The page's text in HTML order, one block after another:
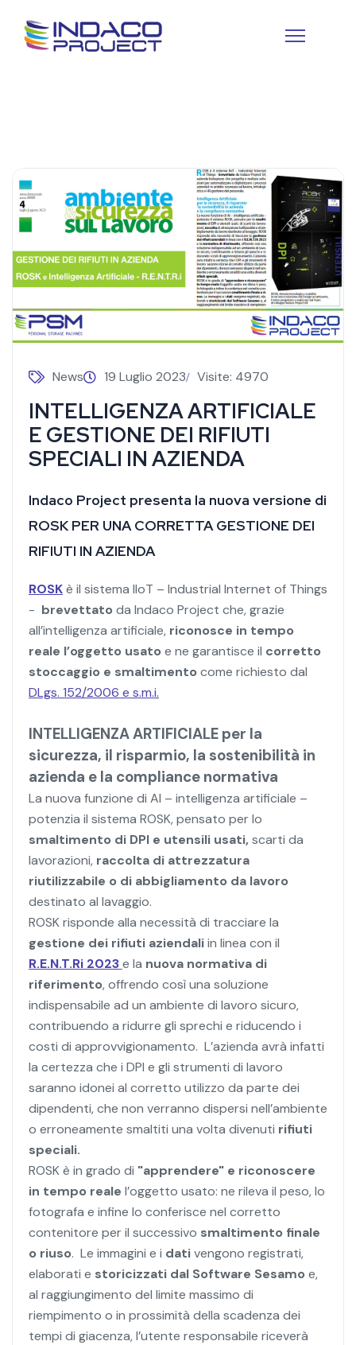
INTELLIGENZA ARTIFICIALE
E GESTIONE DEI RIFIUTI
SPECIALI IN AZIENDA
News 19 Luglio 2023 Visite: 4970
Indaco Project presenta la nuova versione di
ROSK PER UNA CORRETTA GESTIONE DEI
RIFIUTI IN AZIENDA
ROSKè il sistema IIoT – Industrial Internet of Things
- brevettato da Indaco Project che, grazie
all’intelligenza artificiale, riconosce in tempo
reale l’oggetto usato e ne garantisce il corretto
stoccaggio e smaltimento come richiesto dal
DLgs. 152/2006 e s.m.i.
INTELLIGENZA ARTIFICIALE per la
sicurezza, il risparmio, la sostenibilità in
azienda e la compliance normativa
La nuova funzione di AI – intelligenza artificiale –
potenzia il sistema ROSK, pensato per lo
smaltimento di DPI e utensili usati,scarti da
lavorazioni, raccolta di attrezzatura
riutilizzabile o di abbigliamento da lavoro
destinato al lavaggio.
ROSK risponde alla necessità di tracciare la
gestione dei rifiuti aziendaliin linea con il
R.E.N.T.Ri 2023e la nuova normativa di
riferimento, offrendo così una soluzione
indispensabile ad un ambiente di lavoro sicuro,
contribuendo a ridurre gli sprechi e riducendo i
costi di approvvigionamento. L’azienda avrà infatti
la certezza che i DPI e gli strumenti di lavoro
saranno idonei al corretto utilizzo da parte dei
dipendenti, che non verranno dispersi nell’ambiente
o erroneamente smaltiti una volta divenuti rifiuti
speciali.
ROSK è in grado di "apprendere" e riconoscere
in tempo reale l’oggetto usato: ne rileva il peso, lo
fotografa e infine lo conferisce nel corretto
contenitore per il successivo smaltimento finale
o riuso. Le immagini e i dativengono registrati,
elaborati e storicizzati dal Software Sesamo e,
al raggiungimento del limite massimo di
riempimento o in prossimità della scadenza dei
tempi di giacenza, l’utente responsabile riceverà